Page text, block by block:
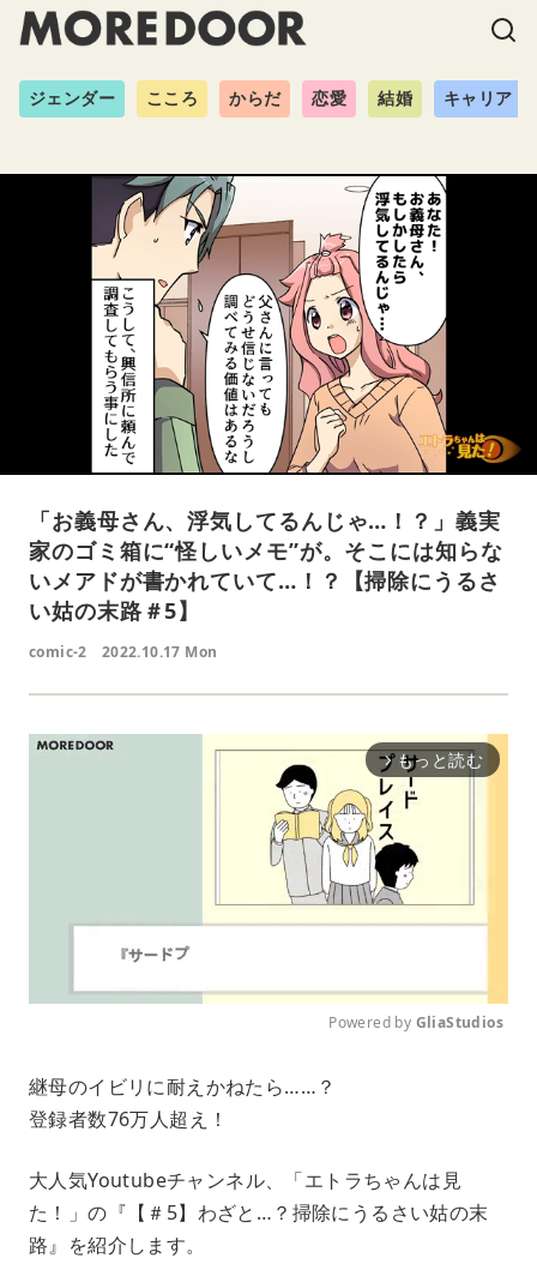
ジェンダー こころ からだ 恋愛 結婚 キャリア
「お義母さん、浮気してるんじゃ…！？」義実
家のゴミ箱に“怪しいメモ”が。そこには知らな
いメアドが書かれていて…！？【掃除にうるさ
い姑の末路＃5】
comic-2 2022.10.17 Mon
arrow_forward_ios もっと読む
Powered by GliaStudios
継母のイビリに耐えかねたら……？
登録者数76万人超え！
大人気Youtubeチャンネル、「エトラちゃんは見
た！」の『【＃5】わざと…？掃除にうるさい姑の末
路』を紹介します。